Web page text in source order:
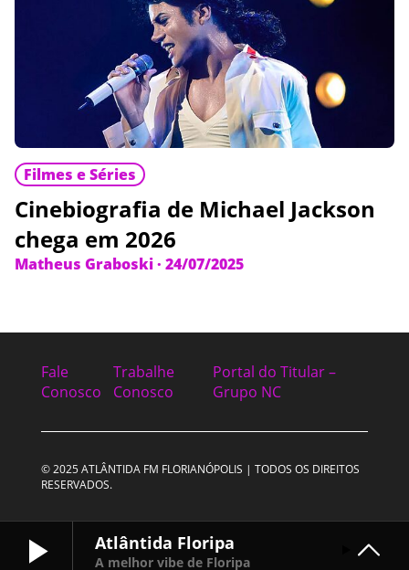
Filmes e Séries
Cinebiografia de Michael Jackson
chega em 2026
Matheus Graboski· 24/07/2025
Atlântida Floripa
A melhor vibe de Floripa
Fale
Conosco
Trabalhe
Conosco
Portal do Titular –
Grupo NC
© 2025 ATLÂNTIDA FM FLORIANÓPOLIS | TODOS OS DIREITOS
RESERVADOS.